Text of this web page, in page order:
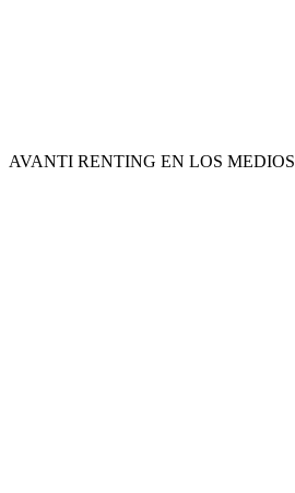
AVANTI RENTING EN LOS MEDIOS